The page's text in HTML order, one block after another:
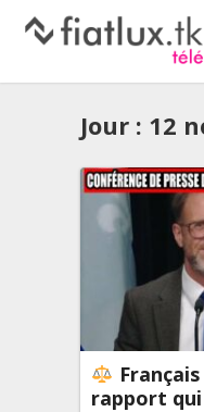
Jour : 12
rapport